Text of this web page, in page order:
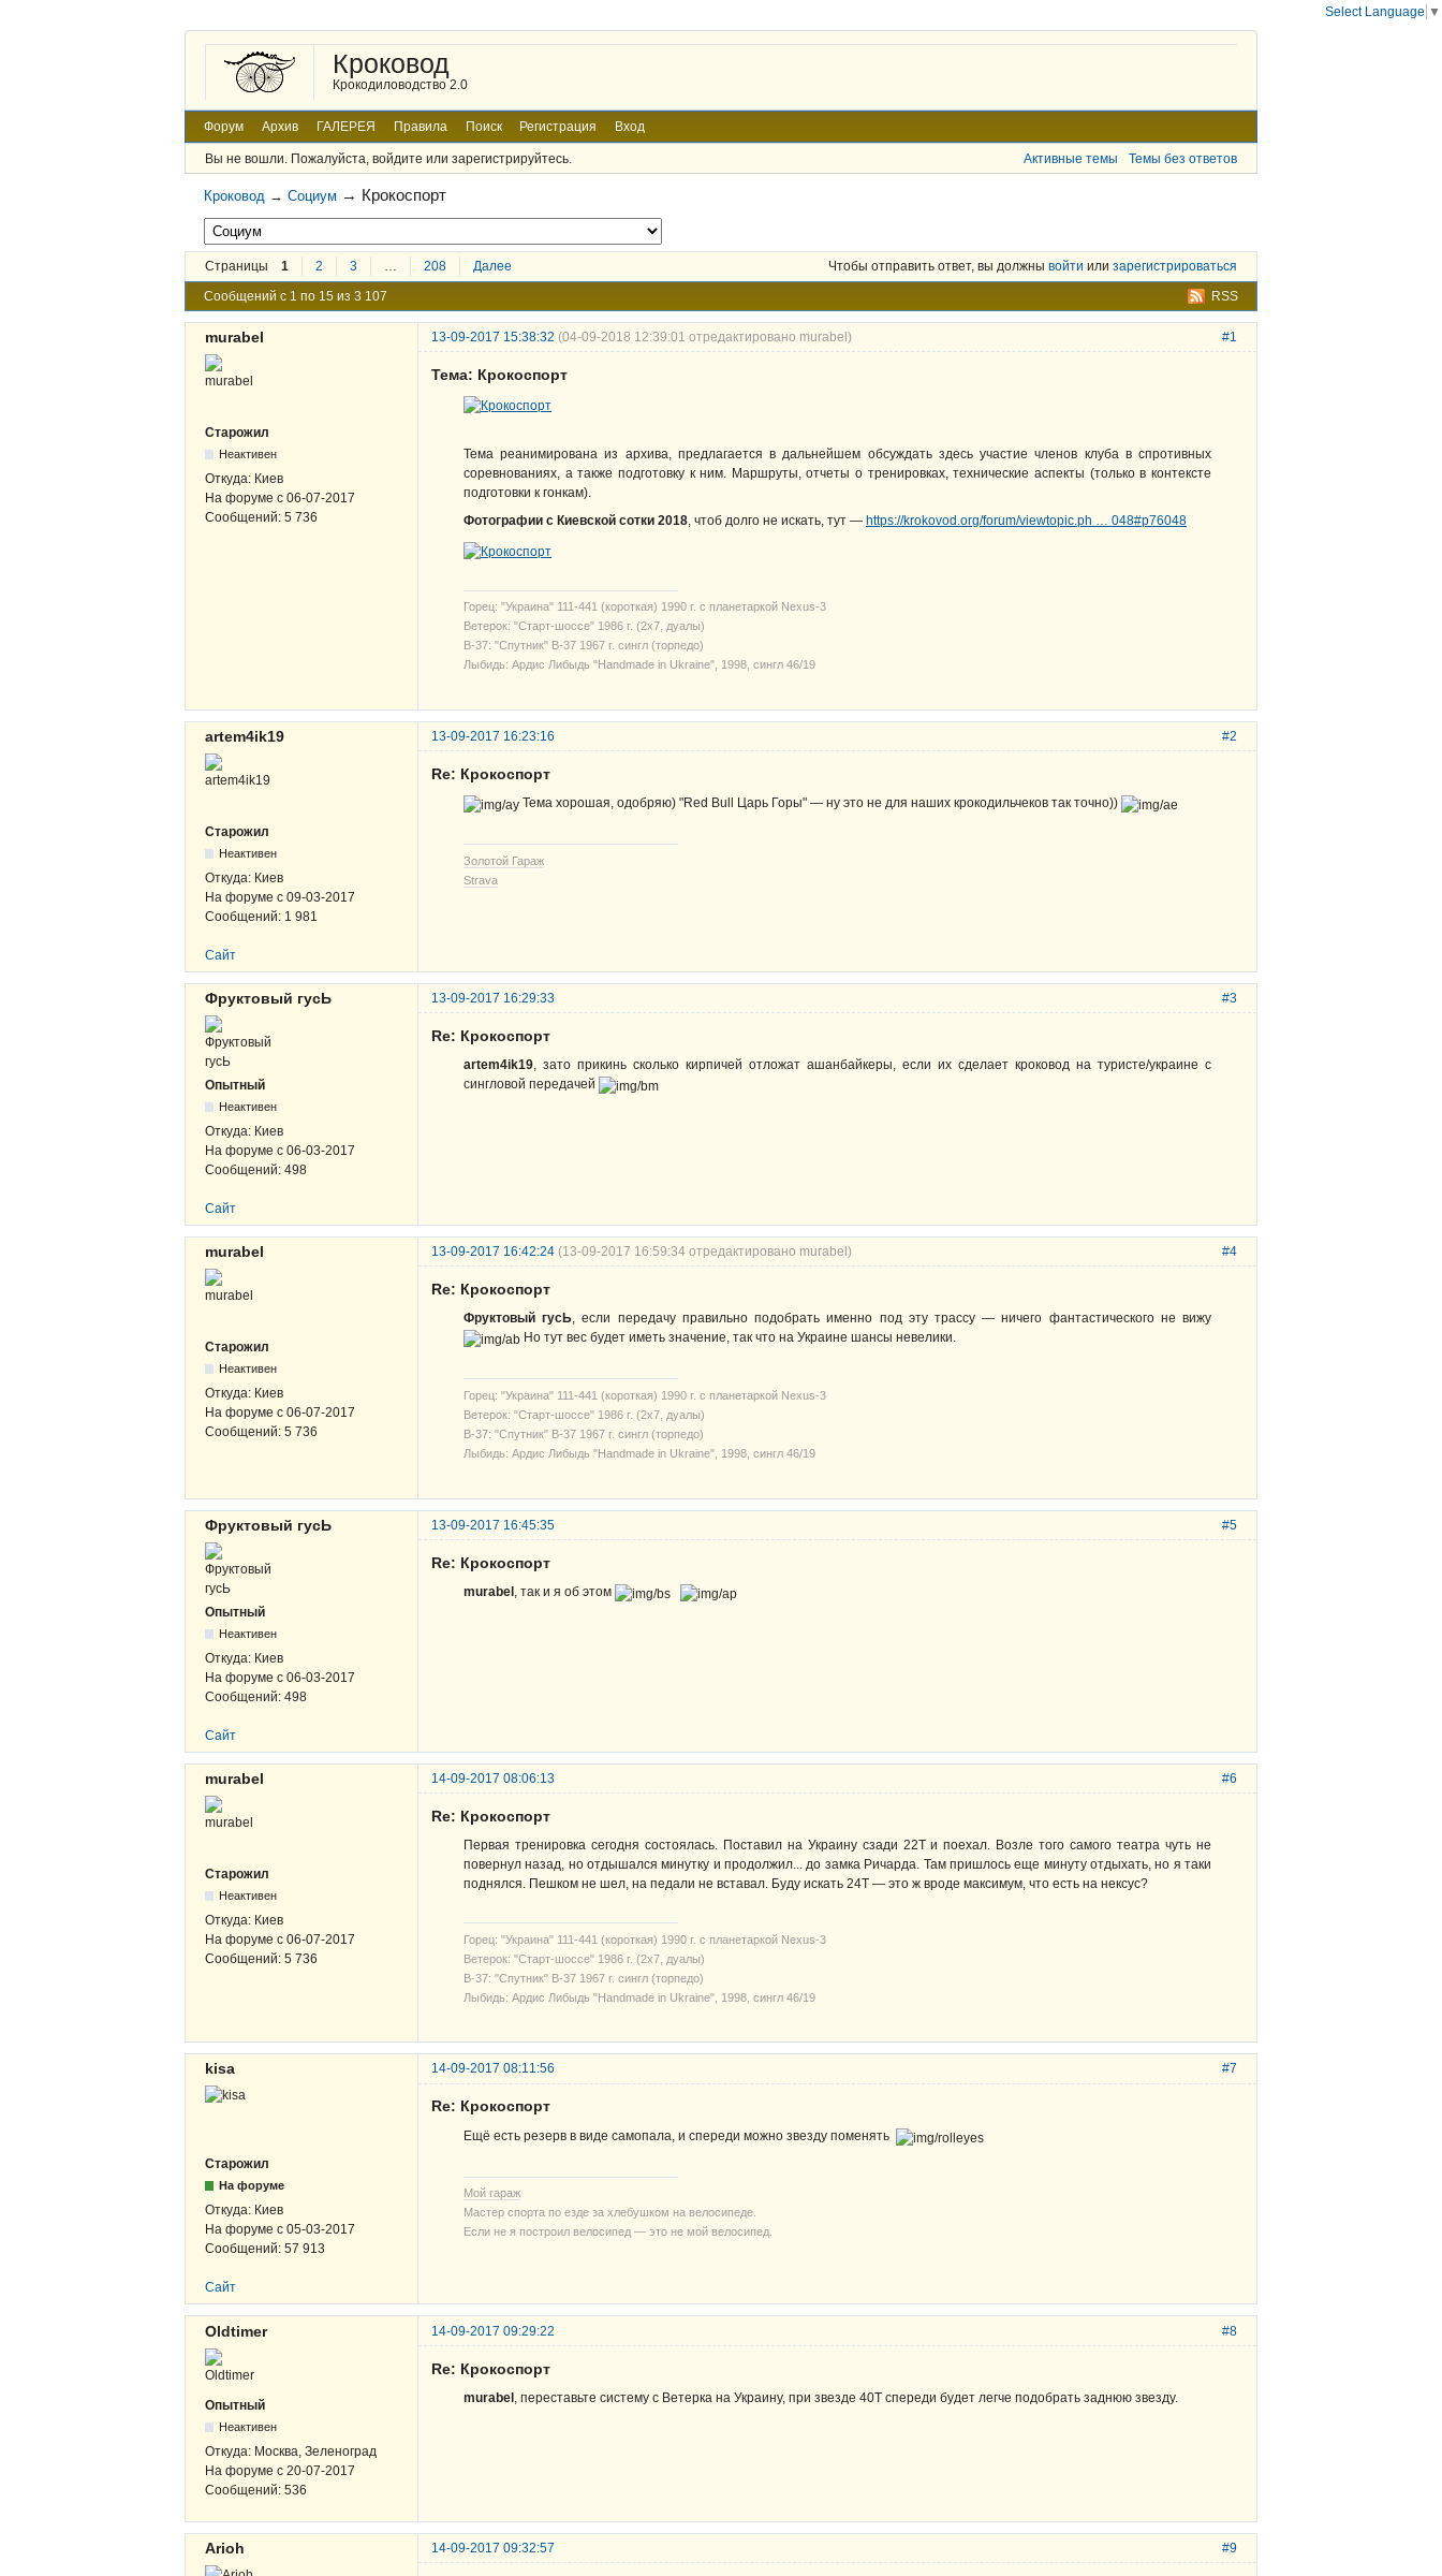
Кроковод
Крокодиловодство 2.0
Форум Архив ГАЛЕРЕЯ Правила Поиск Регистрация Вход
Вы не вошли. Пожалуйста, войдите или зарегистрируйтесь. Активные темы Темы без ответов
Кроковод →Социум → Крокоспорт
Страницы 1 2 3 … 208 Далее Чтобы отправить ответ, вы должны войти или зарегистрироваться
RSS
Сообщений с 1 по 15 из 3 107
#1
murabel 13-09-2017 15:38:32 (04-09-2018 12:39:01 отредактировано murabel)
Старожил
Неактивен
Откуда: Киев
На форуме с 06-07-2017
Сообщений: 5 736
Тема: Крокоспорт
Тема реанимирована из архива, предлагается в дальнейшем обсуждать здесь участие членов клуба в спротивных
соревнованиях, а также подготовку к ним. Маршруты, отчеты о тренировках, технические аспекты (только в контексте
подготовки к гонкам).
Фотографии с Киевской сотки 2018, чтоб долго не искать, тут — https://krokovod.org/forum/viewtopic.ph … 048#p76048
Горец: "Украина" 111-441 (короткая) 1990 г. с планетаркой Nexus-3
Ветерок: "Старт-шоссе" 1986 г. (2х7, дуалы)
В-37: "Спутник" В-37 1967 г. сингл (торпедо)
Лыбидь: Ардис Либыдь "Handmade in Ukraine", 1998, сингл 46/19
#2
artem4ik19 13-09-2017 16:23:16
Старожил
Неактивен
Откуда: Киев
На форуме с 09-03-2017
Сообщений: 1 981
Re: Крокоспорт
Тема хорошая, одобряю) "Red Bull Царь Горы" — ну это не для наших крокодильчеков так точно))
Золотой Гараж
Strava
Сайт
#3
Фруктовый гусЬ 13-09-2017 16:29:33
Опытный
Неактивен
Откуда: Киев
На форуме с 06-03-2017
Сообщений: 498
Re: Крокоспорт
artem4ik19, зато прикинь сколько кирпичей отложат ашанбайкеры, если их сделает кроковод на туристе/украине с
сингловой передачей
Сайт
#4
murabel 13-09-2017 16:42:24 (13-09-2017 16:59:34 отредактировано murabel)
Старожил
Неактивен
Откуда: Киев
На форуме с 06-07-2017
Сообщений: 5 736
Re: Крокоспорт
Фруктовый гусЬ, если передачу правильно подобрать именно под эту трассу — ничего фантастического не вижу
Но тут вес будет иметь значение, так что на Украине шансы невелики.
Горец: "Украина" 111-441 (короткая) 1990 г. с планетаркой Nexus-3
Ветерок: "Старт-шоссе" 1986 г. (2х7, дуалы)
В-37: "Спутник" В-37 1967 г. сингл (торпедо)
Лыбидь: Ардис Либыдь "Handmade in Ukraine", 1998, сингл 46/19
#5
Фруктовый гусЬ 13-09-2017 16:45:35
Опытный
Неактивен
Откуда: Киев
На форуме с 06-03-2017
Сообщений: 498
Re: Крокоспорт
murabel , так и я об этом
Сайт
#6
murabel 14-09-2017 08:06:13
Старожил
Неактивен
Откуда: Киев
На форуме с 06-07-2017
Сообщений: 5 736
Re: Крокоспорт
Первая тренировка сегодня состоялась. Поставил на Украину сзади 22Т и поехал. Возле того самого театра чуть не
повернул назад, но отдышался минутку и продолжил... до замка Ричарда. Там пришлось еще минуту отдыхать, но я таки
поднялся. Пешком не шел, на педали не вставал. Буду искать 24Т — это ж вроде максимум, что есть на нексус?
Горец: "Украина" 111-441 (короткая) 1990 г. с планетаркой Nexus-3
Ветерок: "Старт-шоссе" 1986 г. (2х7, дуалы)
В-37: "Спутник" В-37 1967 г. сингл (торпедо)
Лыбидь: Ардис Либыдь "Handmade in Ukraine", 1998, сингл 46/19
#7
kisa 14-09-2017 08:11:56
Старожил
На форуме
Откуда: Киев
На форуме с 05-03-2017
Сообщений: 57 913
Re: Крокоспорт
Ещё есть резерв в виде самопала, и спереди можно звезду поменять
Мой гараж
Мастер спорта по езде за хлебушком на велосипеде.
Если не я построил велосипед — это не мой велосипед.
Сайт
#8
Oldtimer 14-09-2017 09:29:22
Опытный
Неактивен
Откуда: Москва, Зеленоград
На форуме с 20-07-2017
Сообщений: 536
Re: Крокоспорт
murabel , переставьте систему с Ветерка на Украину, при звезде 40Т спереди будет легче подобрать заднюю звезду.
#9
Arioh 14-09-2017 09:32:57
Select Language ▼